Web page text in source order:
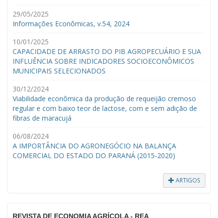
29/05/2025
Informações Econômicas, v.54, 2024
10/01/2025
CAPACIDADE DE ARRASTO DO PIB AGROPECUÁRIO E SUA
INFLUÊNCIA SOBRE INDICADORES SOCIOECONÔMICOS
MUNICIPAIS SELECIONADOS
30/12/2024
Viabilidade econômica da produção de requeijão cremoso
regular e com baixo teor de lactose, com e sem adição de
fibras de maracujá
06/08/2024
A IMPORTÂNCIA DO AGRONEGÓCIO NA BALANÇA
COMERCIAL DO ESTADO DO PARANÁ (2015-2020)
ARTIGOS
REVISTA DE ECONOMIA AGRÍCOLA - REA